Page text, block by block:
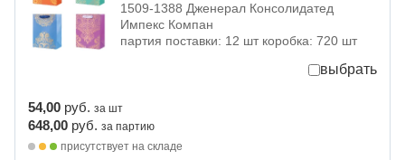
1509-1388 Дженерал Консолидатед
Импекс Компан
партия поставки: 12 шт коробка: 720 шт
выбрать
54,00 руб. за шт
648,00 руб. за партию
присутствует на складе